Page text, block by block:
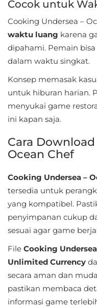
Sports
Tools
Travel
Local
Video
Players
&
Editors
Weather
Rekomendasi
Cocok untuk
Cooking Undersea –
waktu luang karena
dipahami. Pemain
dalam waktu singkat.
Konsep memasak
untuk hiburan harian.
menyukai game
ini kapan saja.
Cara
Ocean Chef
Cooking Undersea –
tersedia untuk
yang kompatibel.
penyimpanan cukup
sesuai agar game
File Cooking
Unlimited Currency
secara aman dan
pastikan membaca
informasi game